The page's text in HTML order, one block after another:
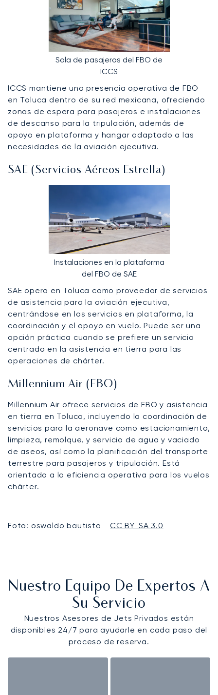
Sala de pasajeros del FBO de
ICCS
ICCS mantiene una presencia operativa de FBO
en Toluca dentro de su red mexicana, ofreciendo
zonas de espera para pasajeros e instalaciones
de descanso para la tripulación, además de
apoyo en plataforma y hangar adaptado a las
necesidades de la aviación ejecutiva.
SAE (Servicios Aéreos Estrella)
Instalaciones en la plataforma
del FBO de SAE
SAE opera en Toluca como proveedor de servicios
de asistencia para la aviación ejecutiva,
centrándose en los servicios en plataforma, la
coordinación y el apoyo en vuelo. Puede ser una
opción práctica cuando se prefiere un servicio
centrado en la asistencia en tierra para las
operaciones de chárter.
Millennium Air (FBO)
Millennium Air ofrece servicios de FBO y asistencia
en tierra en Toluca, incluyendo la coordinación de
servicios para la aeronave como estacionamiento,
limpieza, remolque, y servicio de agua y vaciado
de aseos, así como la planificación del transporte
terrestre para pasajeros y tripulación. Está
orientado a la eficiencia operativa para los vuelos
chárter.
Foto: oswaldo bautista -CC BY-SA 3.0
Nuestro Equipo De Expertos A
Su Servicio
Nuestros Asesores de Jets Privados están
disponibles 24/7 para ayudarle en cada paso del
proceso de reserva.